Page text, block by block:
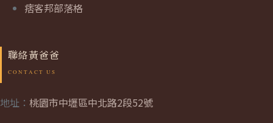
痞客邦部落格
聯絡黃爸爸
地址： 桃園市中壢區中北路2段52號